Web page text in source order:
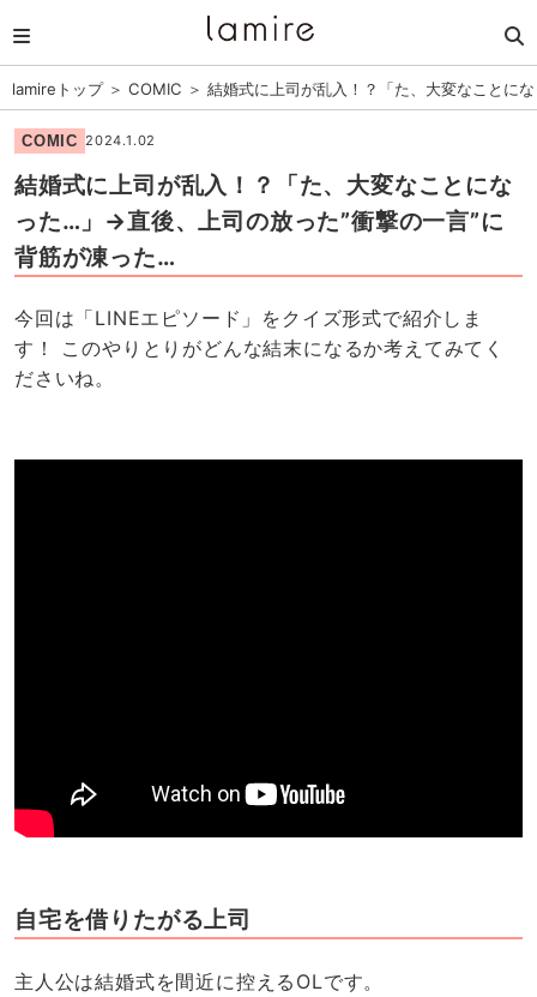
lamireトップ＞ COMIC ＞ 結婚式に上司が乱入！？「た、大変なことに
COMIC 2024.1.02
結婚式に上司が乱入！？「た、大変なことにな
った…」→直後、上司の放った”衝撃の一言”に
背筋が凍った…
今回は「LINEエピソード」をクイズ形式で紹介しま
す！ このやりとりがどんな結末になるか考えてみてく
ださいね。
自宅を借りたがる上司
主人公は結婚式を間近に控えるOLです。